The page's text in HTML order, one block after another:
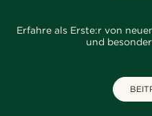
Erfahre als Erste:r von
und